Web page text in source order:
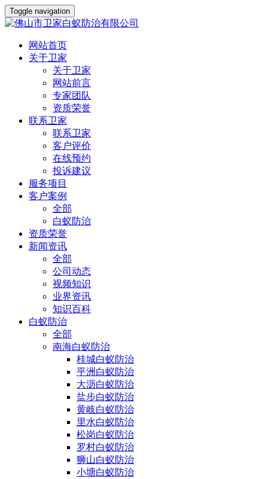
Toggle navigation
网站首页
关于卫家
关于卫家
网站前言
专家团队
资质荣誉
联系卫家
联系卫家
客户评价
在线预约
投诉建议
服务项目
客户案例
全部
白蚁防治
资质荣誉
新闻资讯
全部
公司动态
视频知识
业界资讯
知识百科
白蚁防治
全部
南海白蚁防治
桂城白蚁防治
平洲白蚁防治
大沥白蚁防治
盐步白蚁防治
黄岐白蚁防治
里水白蚁防治
松岗白蚁防治
罗村白蚁防治
狮山白蚁防治
小塘白蚁防治